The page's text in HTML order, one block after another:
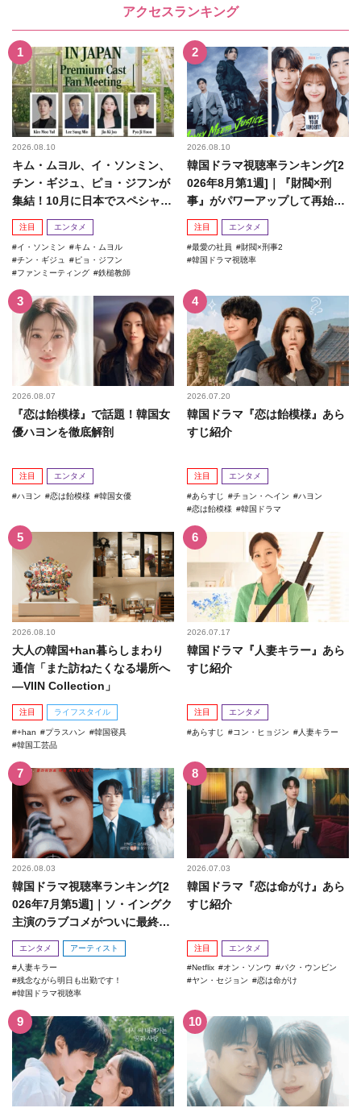
アクセスランキング
2026.08.10
キム・ムヨル、イ・ソンミン、
チン・ギジュ、ピョ・ジフンが
集結！10月に日本でスペシャル
ファンミーティング開催決...
注目 エンタメ
イ・ソンミン
キム・ムヨル
チン・ギジュ
ピョ・ジフン
ファンミーティング
鉄槌教師
2026.08.10
韓国ドラマ視聴率ランキング[2
026年8月第1週]｜『財閥×刑
事』がパワーアップして再始
動！
注目 エンタメ
最愛の社員
財閥×刑事2
韓国ドラマ視聴率
2026.08.07
『恋は飴模様』で話題！韓国女
優ハヨンを徹底解剖
注目 エンタメ
ハヨン 恋は飴模様 韓国女優
2026.07.20
韓国ドラマ『恋は飴模様』あら
すじ紹介
注目 エンタメ
あらすじ チョン・ヘイン
ハヨン
恋は飴模様
韓国ドラマ
2026.08.10
大人の韓国+han暮らしまわり
通信「また訪ねたくなる場所へ
―VIIN Collection」
注目 ライフスタイル
+han プラスハン
韓国寝具
韓国工芸品
2026.07.17
韓国ドラマ『人妻キラー』あら
すじ紹介
注目 エンタメ
あらすじ コン・ヒョジン 人妻キラー
2026.08.03
韓国ドラマ視聴率ランキング[2
026年7月第5週]｜ソ・イングク
主演のラブコメがついに最終
回！
エンタメ アーティスト
人妻キラー
残念ながら明日も出勤です！
韓国ドラマ視聴率
2026.07.03
韓国ドラマ『恋は命がけ』あら
すじ紹介
注目 エンタメ
Netflix オン・ソンウ
パク・ウンビン
ヤン・セジョン
恋は命がけ